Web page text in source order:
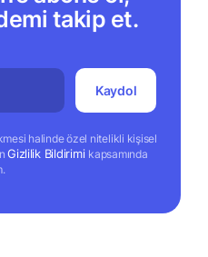
takip et.
Kaydol
halinde özel nitelikli kişisel
Gizlilik Bildirimi kapsamında